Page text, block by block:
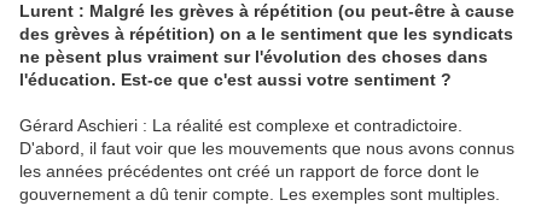
Lurent : Malgré les grèves à répétition (ou peut-être à cause
des grèves à répétition) on a le sentiment que les syndicats
ne pèsent plus vraiment sur l'évolution des choses dans
l'éducation. Est-ce que c'est aussi votre sentiment ?
Gérard Aschieri : La réalité est complexe et contradictoire.
D'abord, il faut voir que les mouvements que nous avons connus
les années précédentes ont créé un rapport de force dont le
gouvernement a dû tenir compte. Les exemples sont multiples.